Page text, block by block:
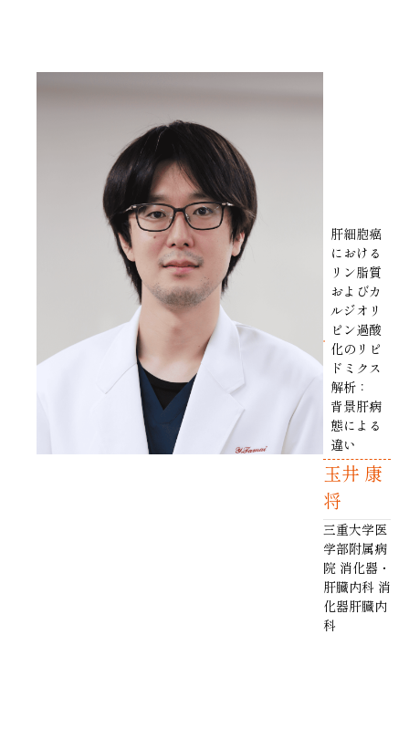
肝細胞癌
における
リン脂質
およびカ
ルジオリ
ピン過酸
化のリピ
ドミクス
解析：
背景肝病
態による
違い
玉井 康
将
三重大学医
学部附属病
院 消化器・
肝臓内科 消
化器肝臓内
科